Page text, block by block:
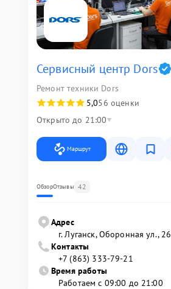
Сервисный центр Dors
Ремонт техники Dors
5,056 оценки
Открыто до 21:00
Маршрут
ОбзорОтзывы 42
Адрес
г. Луганск, Оборонная ул., 26
Контакты
+7 (863) 333-79-21
Время работы
Работаем с 09:00 до 21:00